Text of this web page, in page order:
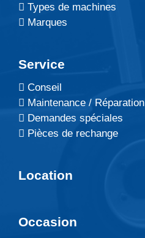
Types de machines
Marques
Service
Conseil
Maintenance / Réparation
Demandes spéciales
Pièces de rechange
Location
Occasion